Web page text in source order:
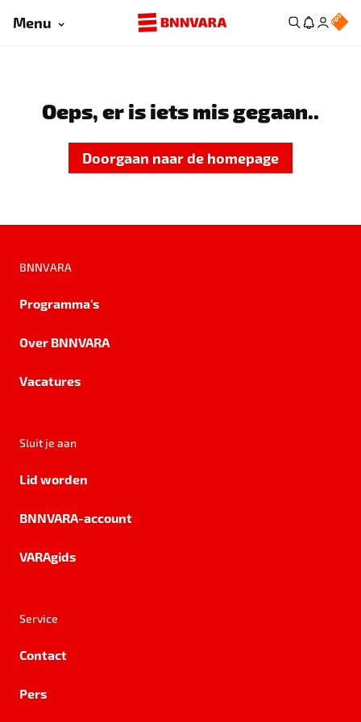
Menu
Oeps, er is iets mis gegaan..
Doorgaan naar de homepage
BNNVARA
Programma's
Over BNNVARA
Vacatures
Sluit je aan
Lid worden
BNNVARA-account
VARAgids
Service
Contact
Pers